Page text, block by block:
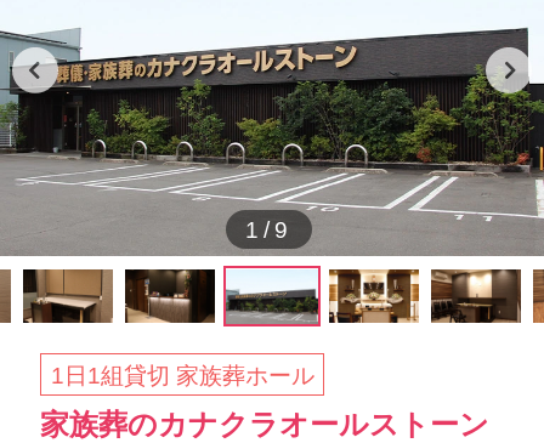
1/9
1日1組貸切 家族葬ホール
家族葬のカナクラオールストーン